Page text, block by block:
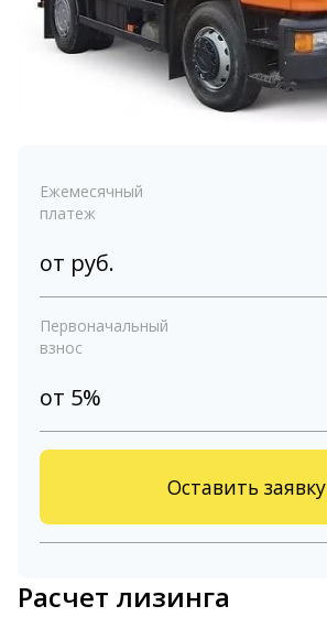
Ежемесячный
платеж
от руб.
Первоначальный
взнос
от 5%
Оставить заявку
Расчет лизинга